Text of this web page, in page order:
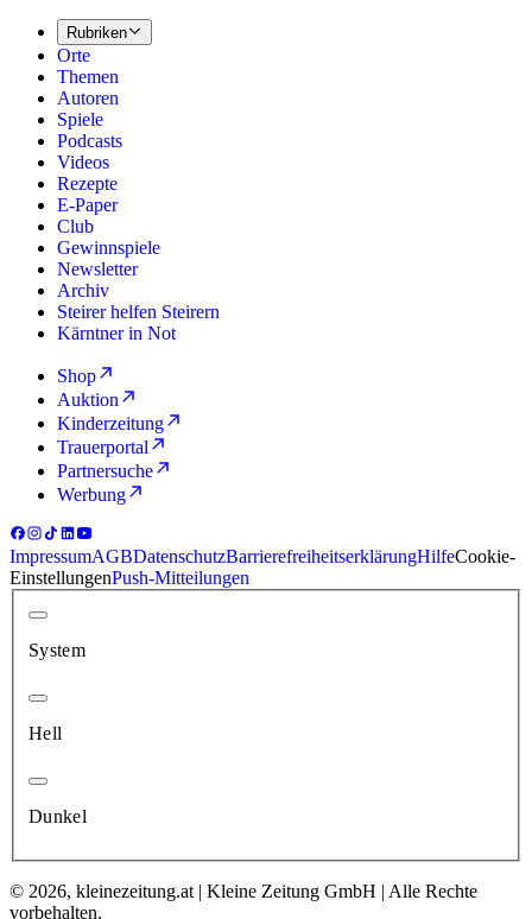
Rubriken
Orte
Themen
Autoren
Spiele
Podcasts
Videos
Rezepte
E-Paper
Club
Gewinnspiele
Newsletter
Archiv
Steirer helfen Steirern
Kärntner in Not
Shop
Auktion
Kinderzeitung
Trauerportal
Partnersuche
Werbung
ImpressumAGBDatenschutzBarrierefreiheitserklärungHilfeCookie-
EinstellungenPush-Mitteilungen
System
Hell
Dunkel
© 2026, kleinezeitung.at | Kleine Zeitung GmbH | Alle Rechte
vorbehalten.